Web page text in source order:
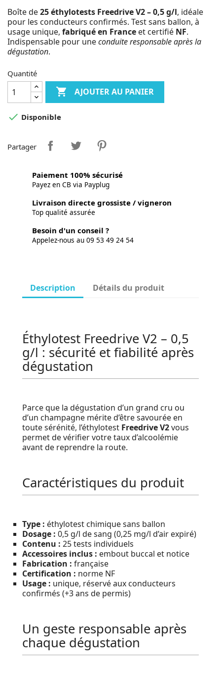
Boîte de25 éthylotests Freedrive V2 – 0,5 g/l, idéale
pour les conducteurs confirmés. Test sans ballon, à
usage unique, fabriqué en France et certifié NF.
Indispensable pour uneconduite responsable après la
dégustation.
Quantité
 AJOUTER AU PANIER
 Disponible
Partager
Paiement 100% sécurisé
Payez en CB via Payplug
Livraison directe grossiste / vigneron
Top qualité assurée
Besoin d'un conseil ?
Appelez-nous au 09 53 49 24 54
Description Détails du produit
Éthylotest Freedrive V2 – 0,5
g/l : sécurité et fiabilité après
dégustation
Parce que la dégustation d’un grand cru ou
d’un champagne mérite d’être savourée en
toute sérénité, l’éthylotest Freedrive V2vous
permet de vérifier votre taux d’alcoolémie
avant de reprendre la route.
Caractéristiques du produit
Type : éthylotest chimique sans ballon
Dosage : 0,5 g/l de sang (0,25 mg/l d’air expiré)
Contenu : 25 tests individuels
Accessoires inclus : embout buccal et notice
Fabrication : française
Certification : norme NF
Usage : unique, réservé aux conducteurs
confirmés (+3 ans de permis)
Un geste responsable après
chaque dégustation